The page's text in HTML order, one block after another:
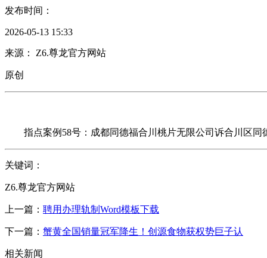
发布时间：
2026-05-13 15:33
来源： Z6.尊龙官方网站
原创
指点案例58号：成都同德福合川桃片无限公司诉合川区同
关键词：
Z6.尊龙官方网站
上一篇： 聘用办理轨制Word模板下载
下一篇： 蟹黄全国销量冠军降生！创源食物获权势巨子认
相关新闻